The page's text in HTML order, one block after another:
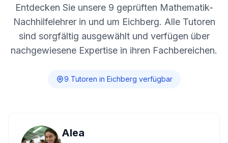
Entdecken Sie unsere 9 geprüften Mathematik-
Nachhilfelehrer in und um Eichberg. Alle Tutoren
sind sorgfältig ausgewählt und verfügen über
nachgewiesene Expertise in ihren Fachbereichen.
9 Tutoren in Eichberg verfügbar
Alea